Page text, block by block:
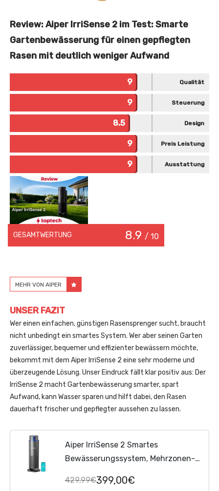
Review: Aiper IrriSense 2 im Test: Smarte
Gartenbewässerung für einen gepflegten
Rasen mit deutlich weniger Aufwand
9 Qualität
9 Steuerung
8.5 Design
9 Preis Leistung
9 Ausstattung
GESAMTWERTUNG 8.9 / 10
MEHR VON AIPER
UNSER FAZIT
Wer einen einfachen, günstigen Rasensprenger sucht, braucht
nicht unbedingt ein smartes System. Wer aber seinen Garten
zuverlässiger, bequemer und effizienter bewässern möchte,
bekommt mit dem Aiper IrriSense 2 eine sehr moderne und
überzeugende Lösung. Unser Eindruck fällt klar positiv aus: Der
IrriSense 2 macht Gartenbewässerung smarter, spart
Aufwand, kann Wasser sparen und hilft dabei, den Rasen
dauerhaft frischer und gepflegter aussehen zu lassen.
Aiper IrriSense 2 Smartes
Bewässerungssystem, Mehrzonen-
Steuerung, intelligenter Zeitplanung
429,99€399,00€